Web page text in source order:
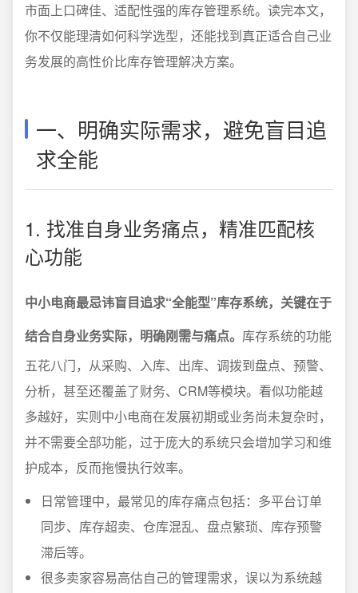
市面上口碑佳、适配性强的库存管理系统。读完本文，
你不仅能理清如何科学选型，还能找到真正适合自己业
务发展的高性价比库存管理解决方案。
一、明确实际需求，避免盲目追
求全能
1. 找准自身业务痛点，精准匹配核
心功能
中小电商最忌讳盲目追求“全能型”库存系统，关键在于
结合自身业务实际，明确刚需与痛点。 库存系统的功能
五花八门，从采购、入库、出库、调拨到盘点、预警、
分析，甚至还覆盖了财务、CRM等模块。看似功能越
多越好，实则中小电商在发展初期或业务尚未复杂时，
并不需要全部功能，过于庞大的系统只会增加学习和维
护成本，反而拖慢执行效率。
日常管理中，最常见的库存痛点包括：多平台订单
同步、库存超卖、仓库混乱、盘点繁琐、库存预警
滞后等。
很多卖家容易高估自己的管理需求，误以为系统越